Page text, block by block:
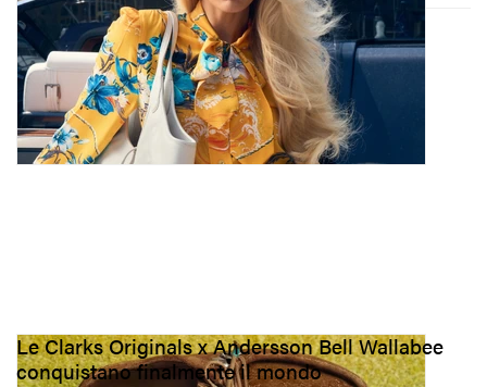
Le Clarks Originals x Andersson Bell Wallabee
conquistano finalmente il mondo